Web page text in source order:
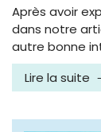
Après avoir
dans notre
autre bonne
Lire la suite